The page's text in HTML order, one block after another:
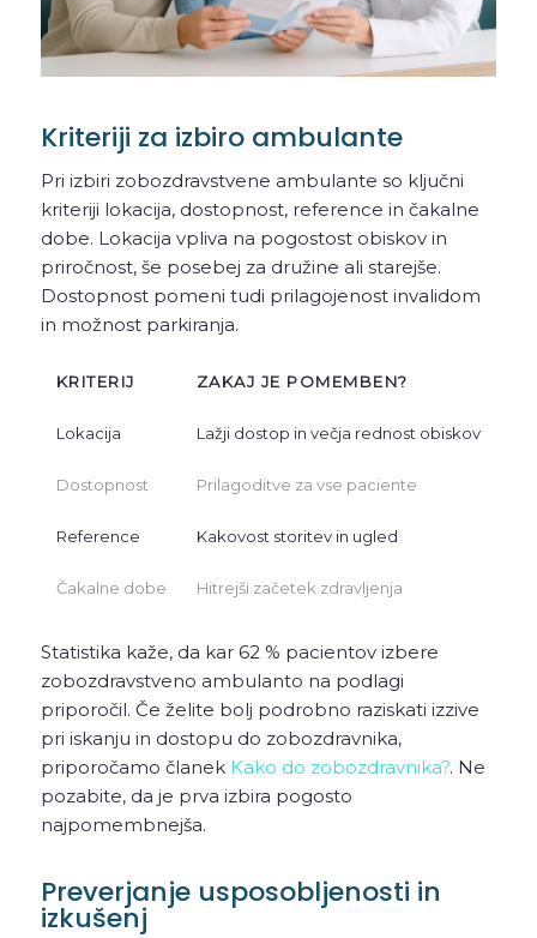
Kriteriji za izbiro ambulante
Pri izbiri zobozdravstvene ambulante so ključni
kriteriji lokacija, dostopnost, reference in čakalne
dobe. Lokacija vpliva na pogostost obiskov in
priročnost, še posebej za družine ali starejše.
Dostopnost pomeni tudi prilagojenost invalidom
in možnost parkiranja.
KRITERIJ ZAKAJ JE POMEMBEN?
Lokacija Lažji dostop in večja rednost obiskov
Dostopnost Prilagoditve za vse paciente
Reference Kakovost storitev in ugled
Čakalne dobe Hitrejši začetek zdravljenja
Statistika kaže, da kar 62 % pacientov izbere
zobozdravstveno ambulanto na podlagi
priporočil. Če želite bolj podrobno raziskati izzive
pri iskanju in dostopu do zobozdravnika,
priporočamo članek Kako do zobozdravnika?. Ne
pozabite, da je prva izbira pogosto
najpomembnejša.
Preverjanje usposobljenosti in
izkušenj